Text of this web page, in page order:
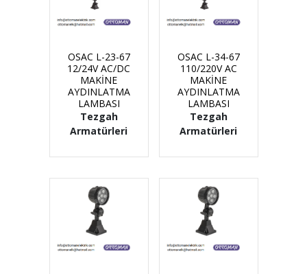
OSAC L-23-67
12/24V AC/DC
MAKİNE
AYDINLATMA
LAMBASI
Tezgah
Armatürleri
OSAC L-34-67
110/220V AC
MAKİNE
AYDINLATMA
LAMBASI
Tezgah
Armatürleri